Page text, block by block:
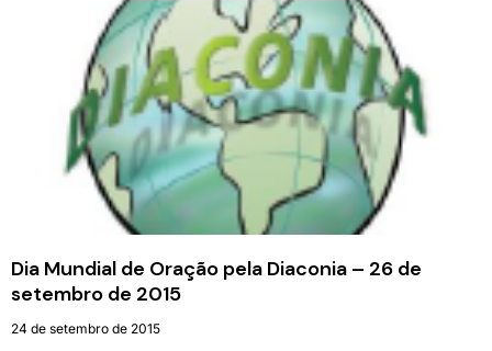
Dia Mundial de Oração pela Diaconia – 26 de
setembro de 2015
24 de setembro de 2015